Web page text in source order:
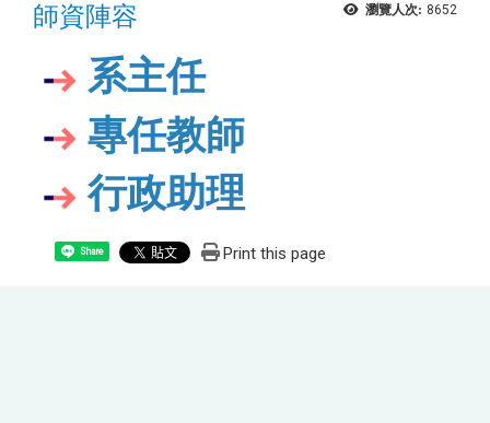
瀏覽人次: 8652
師資陣容
系主任
專任教師
行政助理
Share Print this page